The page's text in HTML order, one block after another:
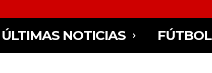
ÚLTIMAS NOTICIAS FÚTBOL